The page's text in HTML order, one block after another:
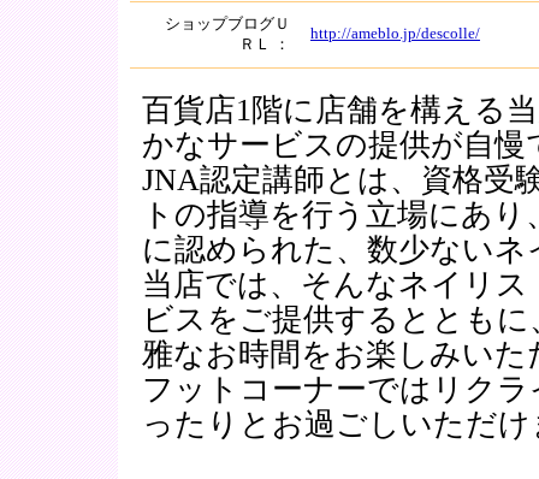
ショップブログＵ
ＲＬ ：
http://ameblo.jp/descolle/
百貨店1階に店舗を構える
かなサービスの提供が自慢
JNA認定講師とは、資格受
トの指導を行う立場にあ
に認められた、数少ない
当店では、そんなネイリ
ビスをご提供するととも
雅なお時間をお楽しみいた
フットコーナーではリク
ったりとお過ごしいただけ